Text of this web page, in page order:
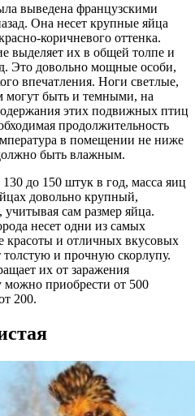
выведена французскими
Она несет крупные яйца
коричневого оттенка.
выделяет их в общей толпе и
Это довольно мощные особи,
впечатления. Ноги светлые,
могут быть и темными, на
этих подвижных птиц
продолжительность
в помещении не ниже
быть влажным.
до 150 штук в год, масса яиц
довольно крупный,
сам размер яйца.
несет одни из самых
и отличных вкусовых
и прочную скорлупу.
их от заражения
приобрести от 500
200.